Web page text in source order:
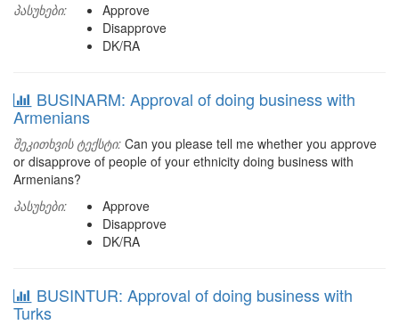
პასუხები:
Approve
Disapprove
DK/RA
BUSINARM: Approval of doing business with
Armenians
შეკითხვის ტექსტი: Can you please tell me whether you approve
or disapprove of people of your ethnicity doing business with
Armenians?
პასუხები:
Approve
Disapprove
DK/RA
BUSINTUR: Approval of doing business with
Turks